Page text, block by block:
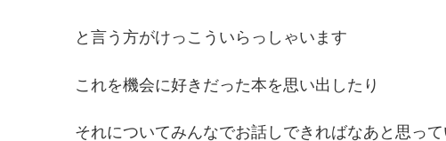
と言う方がけっこういらっしゃいます
これを機会に好きだった本を思い出したり
それについてみんなでお話しできればなあと思っ